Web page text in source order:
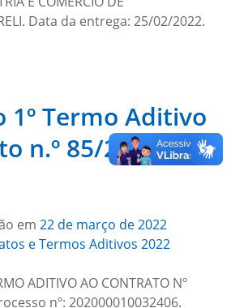
Data da entrega: 25/02/2022.
1º Termo Aditivo
n.º 85/2021-
em 22 de março de 2022
e Termos Aditivos 2022
ADITIVO AO CONTRATO Nº
nº: 202000010032406.